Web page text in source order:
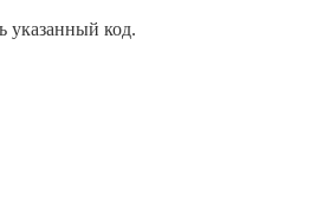
указанный код.